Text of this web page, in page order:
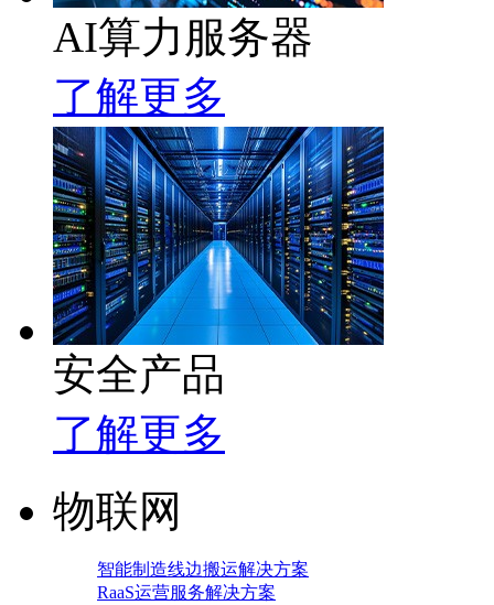
AI算力服务器
了解更多
安全产品
了解更多
物联网
智能制造线边搬运解决方案
RaaS运营服务解决方案